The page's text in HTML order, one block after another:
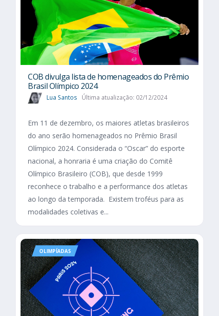
COB divulga lista de homenageados do Prêmio
Brasil Olímpico 2024
Lua Santos Última atualização: 02/12/2024
Em 11 de dezembro, os maiores atletas brasileiros
do ano serão homenageados no Prêmio Brasil
Olímpico 2024. Considerada o “Oscar” do esporte
nacional, a honraria é uma criação do Comitê
Olímpico Brasileiro (COB), que desde 1999
reconhece o trabalho e a performance dos atletas
ao longo da temporada. Existem troféus para as
modalidades coletivas e...
OLIMPÍADAS